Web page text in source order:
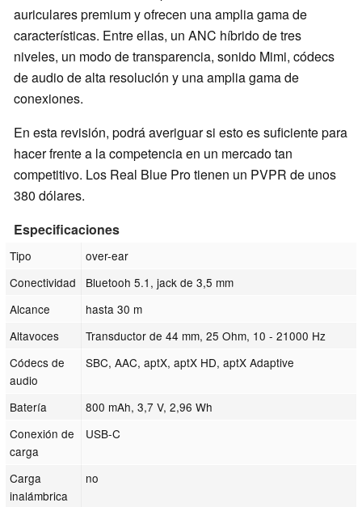
auriculares premium y ofrecen una amplia gama de
características. Entre ellas, un ANC híbrido de tres
niveles, un modo de transparencia, sonido Mimi, códecs
de audio de alta resolución y una amplia gama de
conexiones.
En esta revisión, podrá averiguar si esto es suficiente para
hacer frente a la competencia en un mercado tan
competitivo. Los Real Blue Pro tienen un PVPR de unos
380 dólares.
Especificaciones
Tipo
over-ear
Conectividad
Bluetooh 5.1, jack de 3,5 mm
Alcance
hasta 30 m
Altavoces
Transductor de 44 mm, 25 Ohm, 10 - 21000 Hz
Códecs de
audio
SBC, AAC, aptX, aptX HD, aptX Adaptive
Batería
800 mAh, 3,7 V, 2,96 Wh
Conexión de
carga
USB-C
Carga
inalámbrica
no